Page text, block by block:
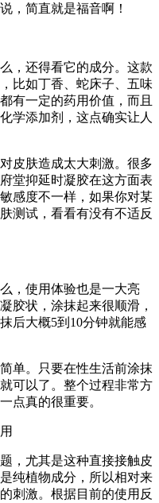
，简直就是福音啊！
，还得看它的成分。这款
比如丁香、蛇床子、五味
有一定的药用价值，而且
学添加剂，这点确实让人
皮肤造成太大刺激。很多
堂抑延时凝胶在这方面表
感度不一样，如果你对某
测试，看看有没有不适反
，使用体验也是一大亮
胶状，涂抹起来很顺滑，
后大概5到10分钟就能感
单。只要在性生活前涂抹
可以了。整个过程非常方
点真的很重要。
，尤其是这种直接接触皮
纯植物成分，所以相对来
刺激。根据目前的使用反